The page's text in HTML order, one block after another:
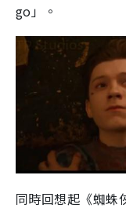
go」。
同時回想起《蜘蛛